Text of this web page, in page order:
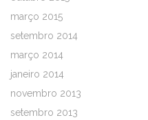
março 2015
setembro 2014
março 2014
janeiro 2014
novembro 2013
setembro 2013